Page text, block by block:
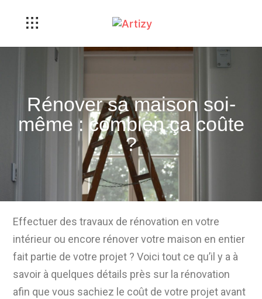
Rénover sa maison soi-
même : combien ça coûte
?
Effectuer des travaux de rénovation en votre
intérieur ou encore rénover votre maison en entier
fait partie de votre projet ? Voici tout ce qu’il y a à
savoir à quelques détails près sur la rénovation
afin que vous sachiez le coût de votre projet avant